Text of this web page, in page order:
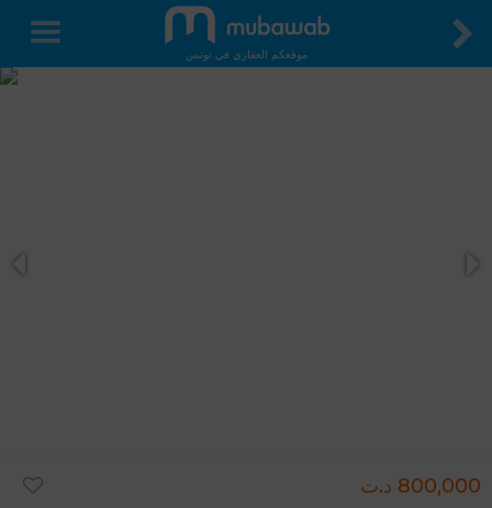
موقعكم العقاري في تونس
800,000 د.ت